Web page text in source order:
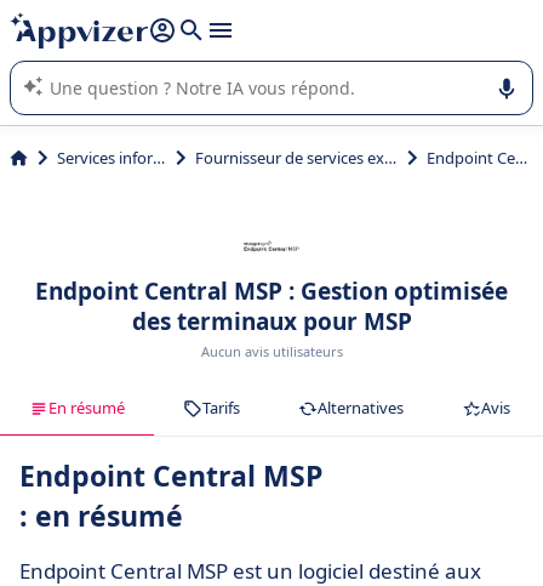
répondre (plusieurs lignes avec
L'IA de Appvizer vous guide dans l'utilisation ou la sélection de
logiciel SaaS en entreprise.
Services informatiques Fournisseur de services externalisés (MSP) Endpoint Central MSP
Endpoint Central MSP : Gestion optimisée
des terminaux pour MSP
Aucun avis utilisateurs
En résumé Tarifs Alternatives Avis
Endpoint Central MSP
: en résumé
Endpoint Central MSP est un logiciel destiné aux